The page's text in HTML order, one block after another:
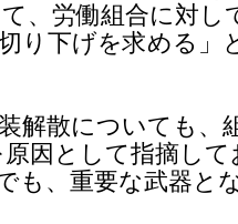
、労働組合に対し
り下げを求める」
解散についても、
因として指摘して
も、重要な武器と